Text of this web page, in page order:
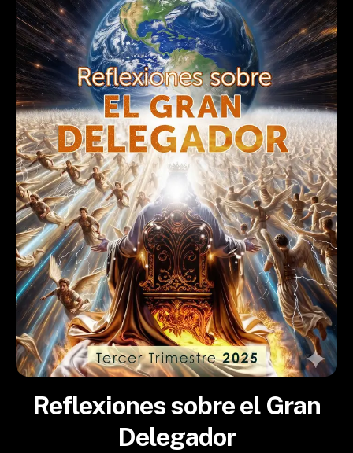
Reflexiones sobre el Gran
Delegador